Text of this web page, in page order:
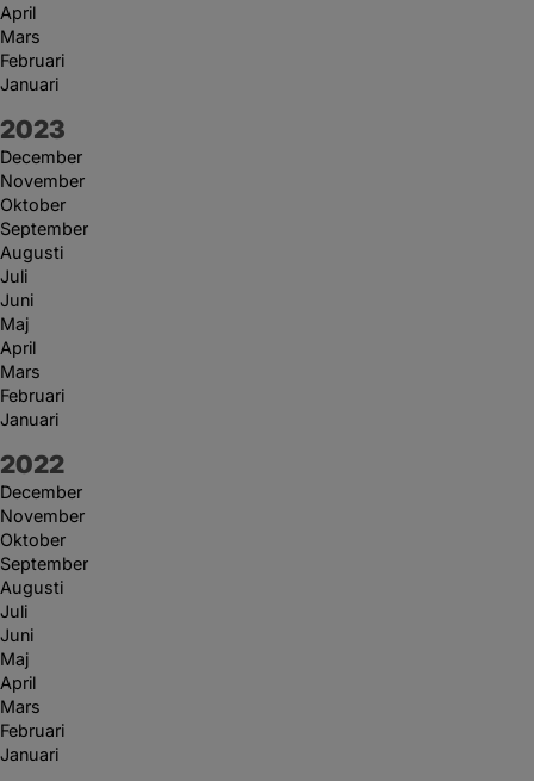
April
Mars
Februari
Januari
År:
2023
December
November
Oktober
September
Augusti
Juli
Juni
Maj
April
Mars
Februari
Januari
År:
2022
December
November
Oktober
September
Augusti
Juli
Juni
Maj
April
Mars
Februari
Januari